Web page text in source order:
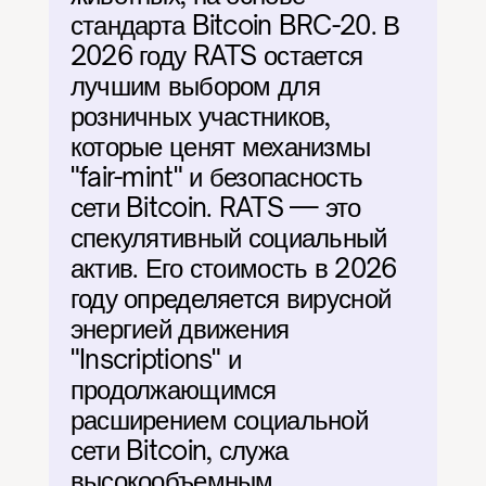
стандарта Bitcoin BRC-20. В
2026 году RATS остается
лучшим выбором для
розничных участников,
которые ценят механизмы
"fair-mint" и безопасность
сети Bitcoin. RATS — это
спекулятивный социальный
актив. Его стоимость в 2026
году определяется вирусной
энергией движения
"Inscriptions" и
продолжающимся
расширением социальной
сети Bitcoin, служа